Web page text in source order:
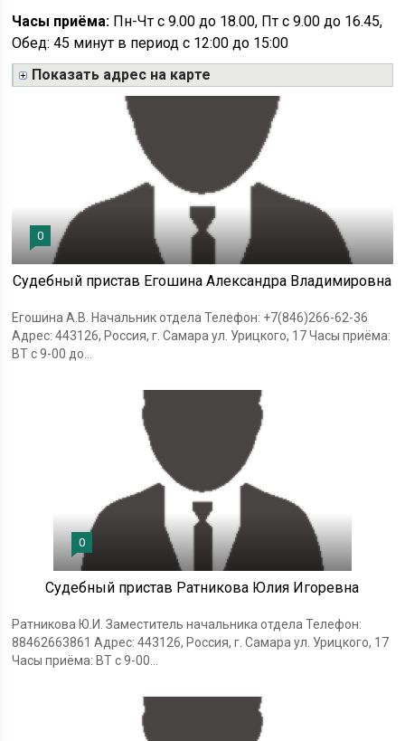
Часы приёма: Пн-Чт с 9.00 до 18.00, Пт с 9.00 до 16.45,
Обед: 45 минут в период с 12:00 до 15:00
Показать адрес на карте
0
Судебный пристав Егошина Александра Владимировна
Егошина А.В. Начальник отдела Телефон: +7(846)266-62-36
Адрес: 443126, Россия, г. Самара ул. Урицкого, 17 Часы приёма:
ВТ с 9-00 до...
0
Судебный пристав Ратникова Юлия Игоревна
Ратникова Ю.И. Заместитель начальника отдела Телефон:
88462663861 Адрес: 443126, Россия, г. Самара ул. Урицкого, 17
Часы приёма: ВТ с 9-00...